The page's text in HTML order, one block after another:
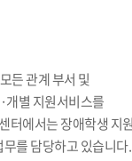
든 관계 부서 및
개별 지원서비스를
터에서는 장애학생 지
를 담당하고 있습니다.